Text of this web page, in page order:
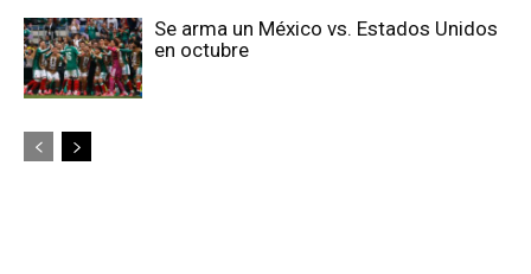
Se arma un México vs. Estados Unidos
en octubre